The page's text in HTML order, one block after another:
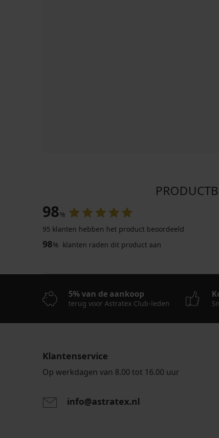
98%
95 klanten hebben het product beoordeeld
98% klanten raden dit product aan
5% van de aankoop
terug voor Astratex Club-leden
Klantenservice
Op werkdagen van 8.00 tot 16.00 uur
info@astratex.nl